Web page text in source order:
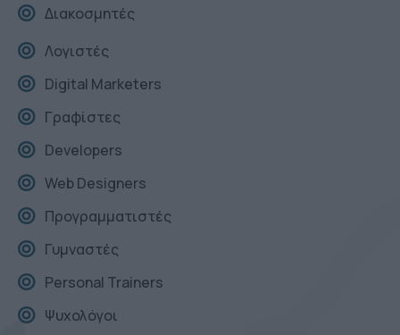
Διακοσμητές
Λογιστές
Digital Marketers
Γραφίστες
Developers
Web Designers
Προγραμματιστές
Γυμναστές
Personal Trainers
Ψυχολόγοι